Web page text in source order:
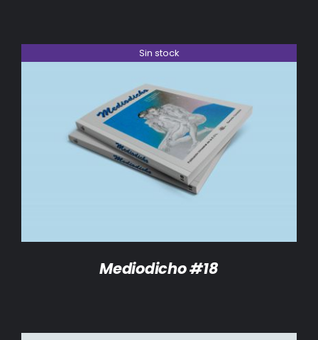
Sin stock
DETALLES
Mediodicho #18